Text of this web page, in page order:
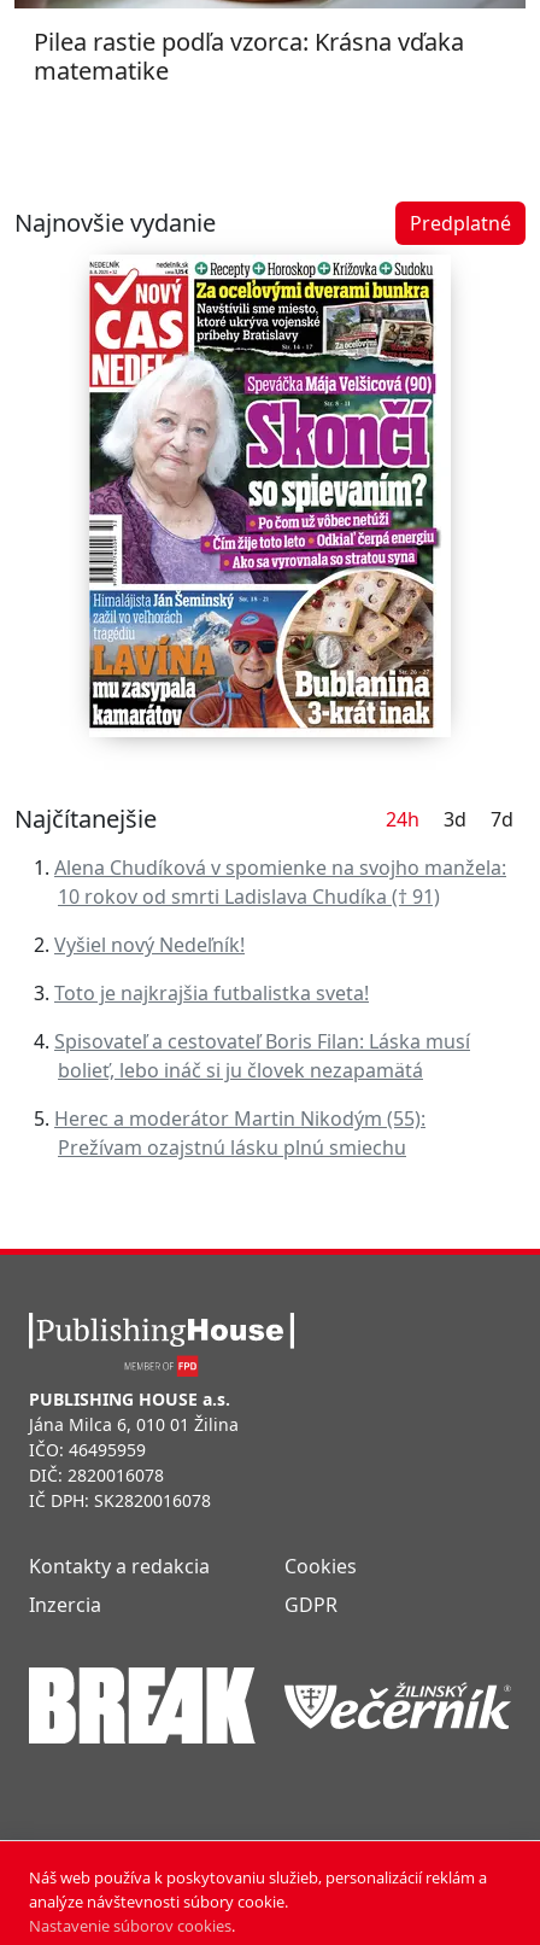
Pilea rastie podľa vzorca: Krásna vďaka
matematike
Najnovšie vydanie Predplatné
Najčítanejšie 24h 3d
7d
Alena Chudíková v spomienke na svojho manžela:
10 rokov od smrti Ladislava Chudíka († 91)
Vyšiel nový Nedeľník!
Toto je najkrajšia futbalistka sveta!
Spisovateľ a cestovateľ Boris Filan: Láska musí
bolieť, lebo ináč si ju človek nezapamätá
Herec a moderátor Martin Nikodým (55):
Prežívam ozajstnú lásku plnú smiechu
PUBLISHING HOUSE a.s.
Jána Milca 6, 010 01 Žilina
IČO: 46495959
DIČ: 2820016078
IČ DPH: SK2820016078
Kontakty a redakcia
Inzercia
Cookies
GDPR
NOVÝ ČAS NEDEĽA © 2024 | PUBLISHING HOUSE, a.s.,
Všetky práva vyhradené.
Vyrobili:Pixmark
Náš web používa k poskytovaniu služieb, personalizácií reklám a
analýze návštevnosti súbory cookie.
Nastavenie súborov cookies.